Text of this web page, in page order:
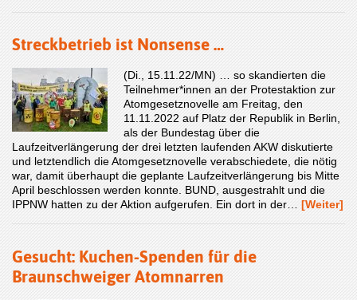
Streckbetrieb ist Nonsense …
(Di., 15.11.22/MN) … so skandierten die
Teilnehmer*innen an der Protestaktion zur
Atomgesetznovelle am Freitag, den
11.11.2022 auf Platz der Republik in Berlin,
als der Bundestag über die
Laufzeitverlängerung der drei letzten laufenden AKW diskutierte
und letztendlich die Atomgesetznovelle verabschiedete, die nötig
war, damit überhaupt die geplante Laufzeitverlängerung bis Mitte
April beschlossen werden konnte. BUND, ausgestrahlt und die
IPPNW hatten zu der Aktion aufgerufen. Ein dort in der… [Weiter]
Gesucht: Kuchen-Spenden für die
Braunschweiger Atomnarren